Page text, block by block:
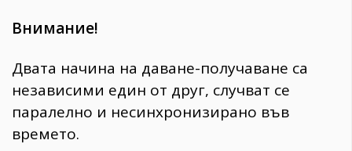
Внимание!
Двата начина на даване-получаване са
независими един от друг, случват се
паралелно и несинхронизирано във
времето.